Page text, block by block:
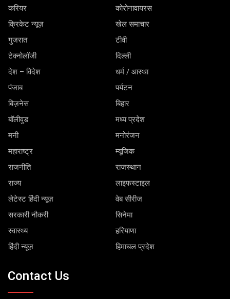
करियर
कोरोनावायरस
क्रिकेट न्यूज़
खेल समाचार
गुजरात
टीवी
टेक्नोलॉजी
दिल्ली
देश – विदेश
धर्म / आस्था
पंजाब
पर्यटन
बिज़नेस
बिहार
बॉलीवुड
मध्य प्रदेश
मनी
मनोरंजन
महाराष्ट्र
म्यूजिक
राजनीति
राजस्थान
राज्य
लाइफस्टाइल
लेटेस्ट हिंदी न्यूज़
वेब सीरीज
सरकारी नौकरी
सिनेमा
स्वास्थ्य
हरियाणा
हिंदी न्यूज़
हिमाचल प्रदेश
Contact Us